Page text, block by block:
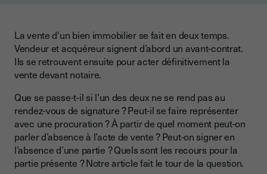
Une partie absente peut-elle se faire représenter le jour de
l’acte de vente ?
La présence physique des parties est-elle obligatoire ?
Pourquoi l’absence des parties à l’acte de vente n’est-elle
pas possible ?
Quand considère-t-on qu’il y a une partie absente à l’acte de
vente
Quelles sont les conséquences de l’absence d’une partie le
La vente d'un bien immobilier se fait en deux temps.
Vendeur et acquéreur signent d’abord un avant-contrat.
Ils se retrouvent ensuite pour acter définitivement la
vente devant notaire.
Que se passe-t-il si l’un des deux ne se rend pas au
rendez-vous de signature ? Peut-il se faire représenter
avec une procuration ? À partir de quel moment peut-on
parler d’absence à l’acte de vente ? Peut-on signer en
l’absence d’une partie ? Quels sont les recours pour la
partie présente ? Notre article fait le tour de la question.